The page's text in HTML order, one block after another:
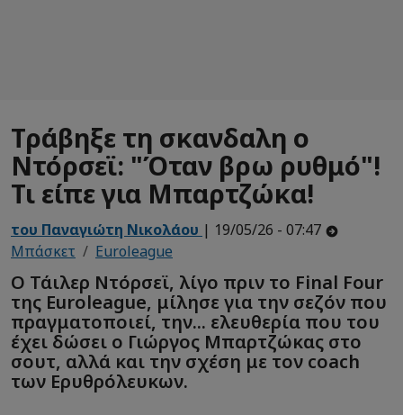
Τράβηξε τη σκανδαλη ο
Ντόρσεϊ: "Όταν βρω ρυθμό"!
Τι είπε για Μπαρτζώκα!
του Παναγιώτη Νικολάου | 19/05/26 - 07:47
Μπάσκετ
Euroleague
Ο Τάιλερ Ντόρσεϊ, λίγο πριν το Final Four
της Euroleague, μίλησε για την σεζόν που
πραγματοποιεί, την... ελευθερία που του
έχει δώσει ο Γιώργος Μπαρτζώκας στο
σουτ, αλλά και την σχέση με τον coach
των Ερυθρόλευκων.